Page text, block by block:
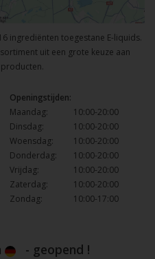
ingrediënten toegestane E-liquids.
uit een grote keuze aan
Openingstijden:
Maandag:
10:00-20:00
Dinsdag:
10:00-20:00
Woensdag:
10:00-20:00
Donderdag:
10:00-20:00
Vrijdag:
10:00-20:00
Zaterdag:
10:00-20:00
Zondag:
10:00-17:00
- geopend !